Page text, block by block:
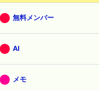
無料メンバー
AI
メモ